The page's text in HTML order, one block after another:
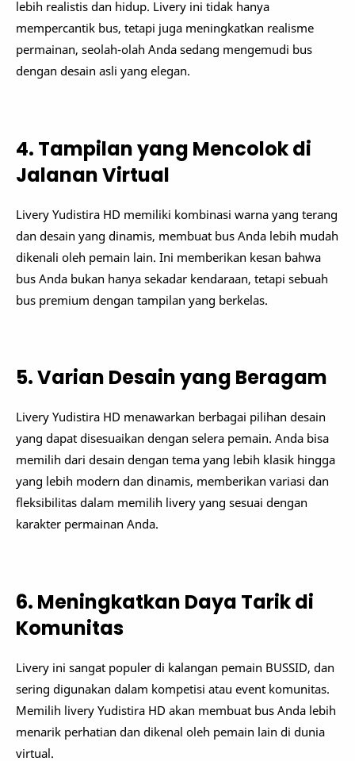
lebih realistis dan hidup. Livery ini tidak hanya
mempercantik bus, tetapi juga meningkatkan realisme
permainan, seolah-olah Anda sedang mengemudi bus
dengan desain asli yang elegan.
4. Tampilan yang Mencolok di
Jalanan Virtual
Livery Yudistira HD memiliki kombinasi warna yang terang
dan desain yang dinamis, membuat bus Anda lebih mudah
dikenali oleh pemain lain. Ini memberikan kesan bahwa
bus Anda bukan hanya sekadar kendaraan, tetapi sebuah
bus premium dengan tampilan yang berkelas.
5. Varian Desain yang Beragam
Livery Yudistira HD menawarkan berbagai pilihan desain
yang dapat disesuaikan dengan selera pemain. Anda bisa
memilih dari desain dengan tema yang lebih klasik hingga
yang lebih modern dan dinamis, memberikan variasi dan
fleksibilitas dalam memilih livery yang sesuai dengan
karakter permainan Anda.
6. Meningkatkan Daya Tarik di
Komunitas
Livery ini sangat populer di kalangan pemain BUSSID, dan
sering digunakan dalam kompetisi atau event komunitas.
Memilih livery Yudistira HD akan membuat bus Anda lebih
menarik perhatian dan dikenal oleh pemain lain di dunia
virtual.